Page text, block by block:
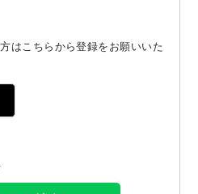
はこちらから登録をお願いいた